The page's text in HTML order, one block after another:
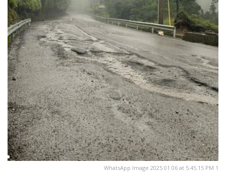
WhatsApp Image 2025 01 06 at 5.45.15 PM 1